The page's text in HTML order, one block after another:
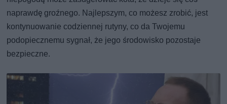
naprawdę groźnego. Najlepszym, co możesz zrobić, jest
kontynuowanie codziennej rutyny, co da Twojemu
podopiecznemu sygnał, że jego środowisko pozostaje
bezpieczne.